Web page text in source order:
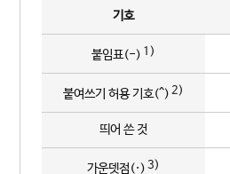
기호
붙임표(-) 1)
붙여쓰기 허용 기호(^) 2)
띄어 쓴 것
가운뎃점(·) 3)